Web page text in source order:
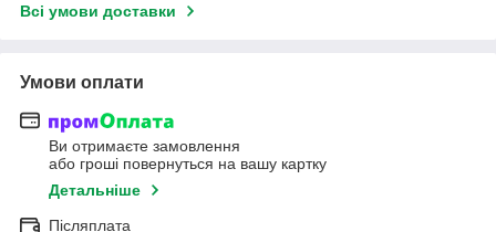
Всі умови доставки
Умови оплати
Ви отримаєте замовлення
або гроші повернуться на вашу картку
Детальніше
Післяплата